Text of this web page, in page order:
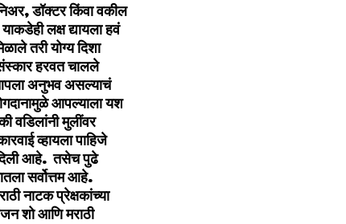
डॉक्टर किंवा वकील
लक्ष द्यायला हवं
तरी योग्य दिशा
हरवत चालले
अनुभव असल्याचं
आपल्याला यश
मुलींवर
व्हायला पाहिजे
दिली आहे. तसेच पुढे
सर्वोत्तम आहे.
नाटक प्रेक्षकांच्या
शो आणि मराठी